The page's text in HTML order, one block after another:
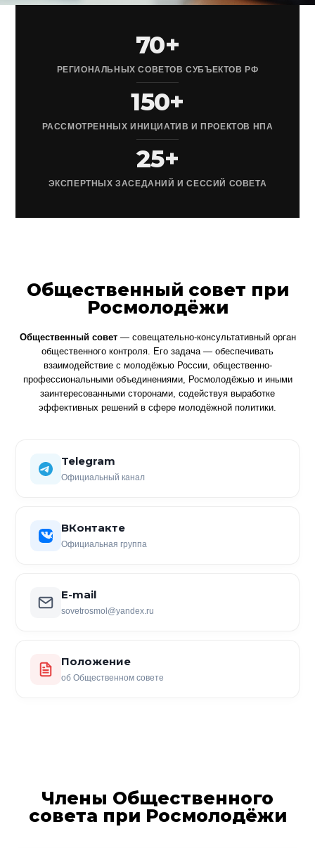
70+
РЕГИОНАЛЬНЫХ СОВЕТОВ СУБЪЕКТОВ РФ
150+
РАССМОТРЕННЫХ ИНИЦИАТИВ И ПРОЕКТОВ НПА
25+
ЭКСПЕРТНЫХ ЗАСЕДАНИЙ И СЕССИЙ СОВЕТА
Общественный совет при
Росмолодёжи
Общественный совет— совещательно-консультативный орган
общественного контроля. Его задача — обеспечивать
взаимодействие с молодёжью России, общественно-
профессиональными объединениями, Росмолодёжью и иными
заинтересованными сторонами, содействуя выработке
эффективных решений в сфере молодёжной политики.
Telegram
Официальный канал
ВКонтакте
Официальная группа
E-mail
sovetrosmol@yandex.ru
Положение
об Общественном совете
Члены Общественного
совета при Росмолодёжи